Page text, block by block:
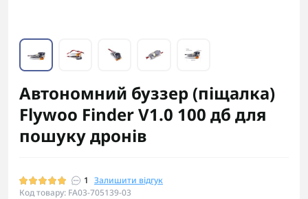
Автономний буззер (піщалка)
Flywoo Finder V1.0 100 дб для
пошуку дронів
1 Залишити відгук
Код товару: FA03-705139-03